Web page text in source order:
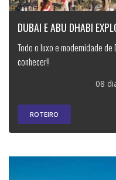
DUBAI E ABU DHABI
Todo o luxo e modernidade de
conhecer!!
08
ROTEIRO